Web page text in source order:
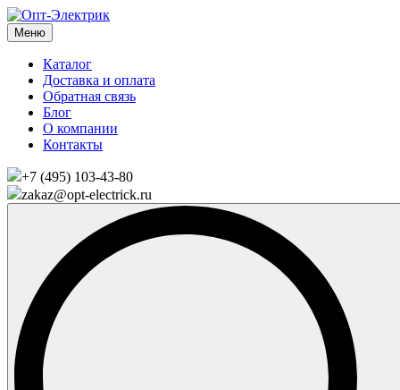
Меню
Каталог
Доставка и оплата
Обратная связь
Блог
О компании
Контакты
+7 (495) 103-43-80
zakaz@opt-electrick.ru